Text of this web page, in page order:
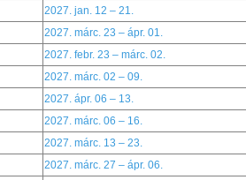
2027. jan. 12 – 21.
2027. márc. 23 – ápr. 01.
2027. febr. 23 – márc. 02.
2027. márc. 02 – 09.
2027. ápr. 06 – 13.
2027. márc. 06 – 16.
2027. márc. 13 – 23.
2027. márc. 27 – ápr. 06.